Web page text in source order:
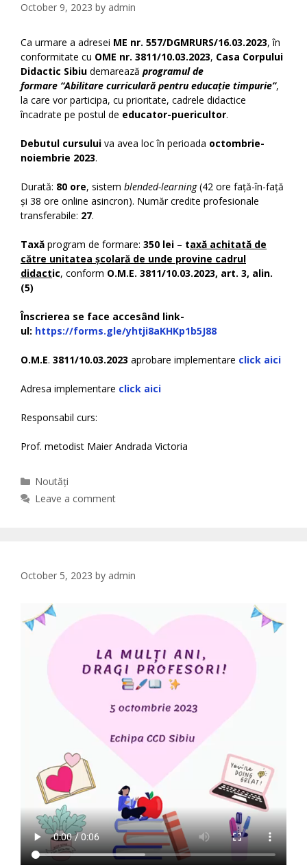
October 9, 2023 by admin
Ca urmare a adresei ME nr. 557/DGMRURS/16.03.2023, în
conformitate cu OME nr. 3811/10.03.2023, Casa Corpului
Didactic Sibiu demarează programul de
formare “Abilitare curriculară pentru educație timpurie”,
la care vor participa, cu prioritate, cadrele didactice
încadrate pe postul de educator-puericultor.
Debutul cursului va avea loc în perioada octombrie-
noiembrie 2023.
Durată: 80 ore, sistem blended-learning(42 ore față-în-față
și 38 ore online asincron). Număr credite profesionale
transferabile: 27.
Taxă program de formare: 350 lei – taxă achitată de
către unitatea școlară de unde provine cadrul
didactic, conform O.M.E. 3811/10.03.2023, art. 3, alin.
(5)
Înscrierea se face accesând link-
ul: https://forms.gle/yhtji8aKHKp1b5J88
O.M.E. 3811/10.03.2023 aprobare implementare click aici
Adresa implementare click aici
Responsabil curs:
Prof. metodist Maier Andrada Victoria
Categories
Noutăți
Leave a comment
October 5, 2023 by admin